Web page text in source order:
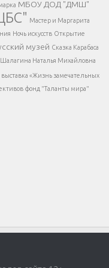
</div > </div >
МБОУ ДОД "ДМШ"
Мастер и Маргарита
Ночь искусств Открытие
музей Сказка Карабаса
Шалагина Наталья Михайловна
выставка «Жизнь замечательных
фонд "Таланты мира"